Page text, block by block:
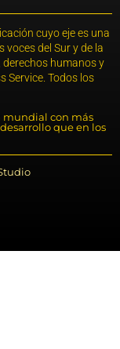
cuyo eje es una
del Sur y de la
humanos y
Service. Todos los
mundial con más
que en los